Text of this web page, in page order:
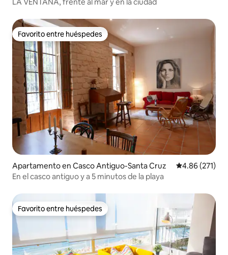
Favorito entre huéspedes
Favorito entre huéspedes
Apartamento en Casco Antiguo-Santa Cruz Calificación
4.86 (271)
En el casco antiguo y a 5 minutos de la playa
Favorito entre huéspedes
Favorito entre huéspedes